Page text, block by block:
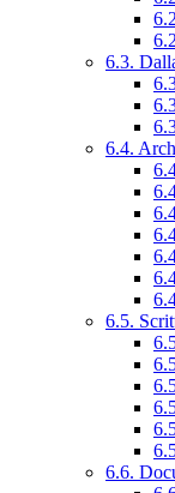
6.3.
6.4.
6.5.
6.6.